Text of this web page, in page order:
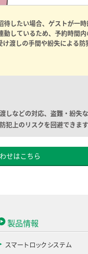
動画を再生する
したい場合、ゲストが一
しているため、予約時間
渡しの手間や紛失による防
しなどの対応、盗難・紛失
犯上のリスクを回避できます
せはこちら
製品情報
スマートロックシステム